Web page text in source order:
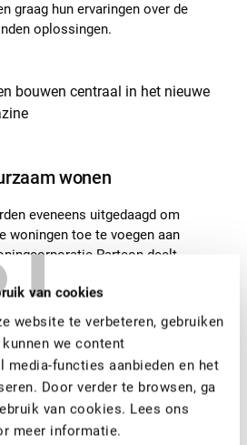
van cookies
website te verbeteren, gebruiken
we content
media-functies aanbieden en het
Door verder te browsen, ga
van cookies. Lees ons
meer informatie.
graag hun ervaringen over de
oplossingen.
wonen
eveneens uitgedaagd om
woningen toe te voegen aan
Parteon deelt
groei en duurzaamheid.
over verdichting en
hun aanpak. Ook
Willibrordus deelt hoe zij
en klimaatcrisis en de
van hun doelgroepen.
met
bij een
van groot belang is om